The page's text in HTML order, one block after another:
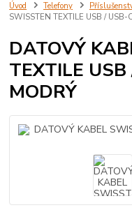
Úvod Telefony
SWISSTEN TEXTILE USB /
DATOVÝ
TEXTILE
MODRÝ